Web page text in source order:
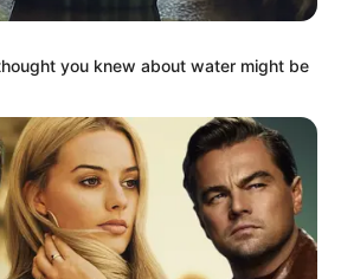
you knew about water might be